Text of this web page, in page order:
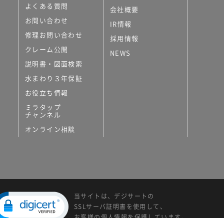
よくある質問
お問い合わせ
修理お問い合わせ
クレーム公開
説明書・図面検索
水まわり３年保証
お役立ち情報
ミラタップ
チャンネル
オンライン相談
会社概要
IR情報
採用情報
NEWS
当サイトは、デジサートの
SSLサーバ証明書を使用して、